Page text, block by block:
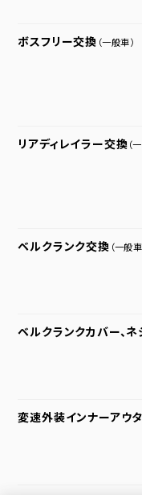
ボスフリー交換 （一般車）
リアディレイラー交換 （
ベルクランク交換 （一般車
ベルクランクカバー、
変速外装インナーアウ